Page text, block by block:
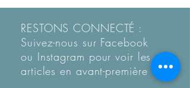
RESTONS CONNECTÉ :
Suivez-nous sur Facebook
ou Instagram pour voir les
articles en avant-première